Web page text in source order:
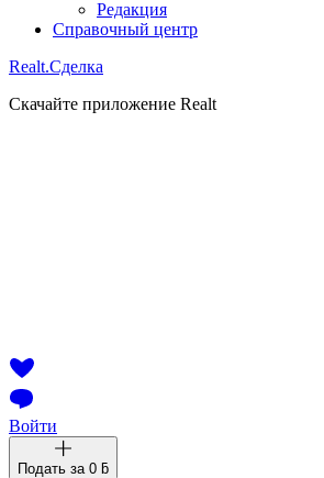
Редакция
Справочный центр
Realt.Сделка
Скачайте приложение Realt
Войти
Подать за 0 ƃ